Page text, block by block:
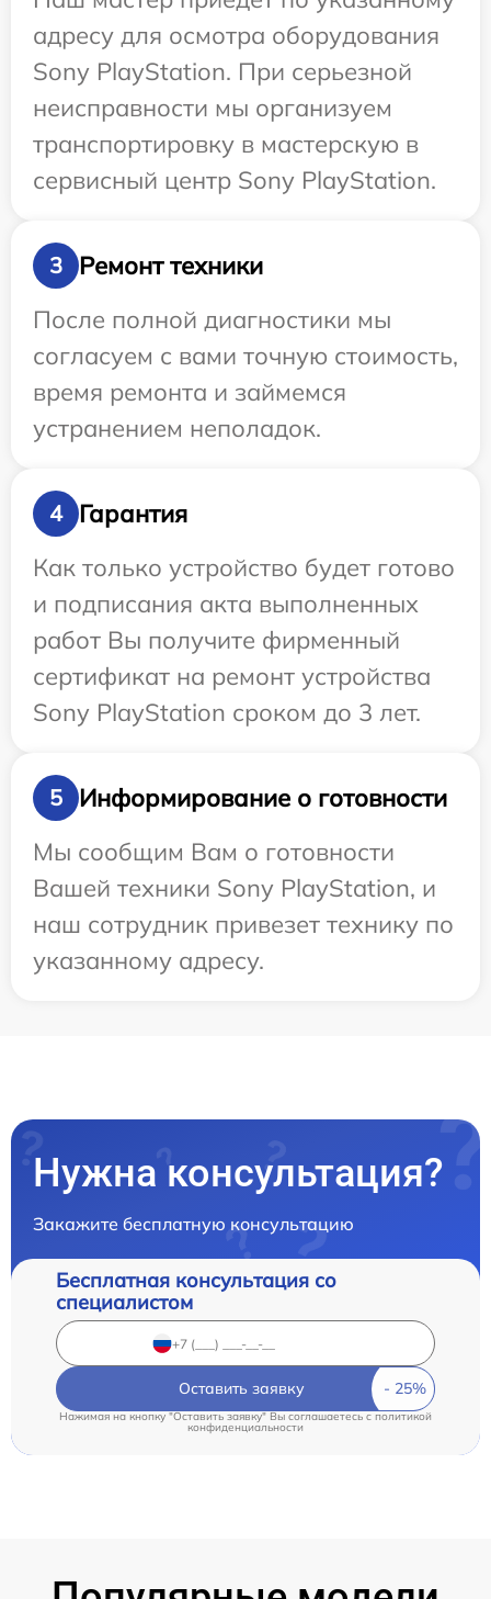
адресу для осмотра оборудования
Sony PlayStation. При серьезной
неисправности мы организуем
транспортировку в мастерскую в
сервисный центр Sony PlayStation.
3
Ремонт техники
После полной диагностики мы
согласуем с вами точную стоимость,
время ремонта и займемся
устранением неполадок.
4
Гарантия
Как только устройство будет готово
и подписания акта выполненных
работ Вы получите фирменный
сертификат на ремонт устройства
Sony PlayStation сроком до 3 лет.
5
Информирование о готовности
Мы сообщим Вам о готовности
Вашей техники Sony PlayStation, и
наш сотрудник привезет технику по
указанному адресу.
Нужна консультация?
Закажите бесплатную консультацию
Бесплатная консультация со
специалистом
Оставить заявку
Нажимая на кнопку "Оставить заявку" Вы соглашаетесь cполитикой
конфиденциальности